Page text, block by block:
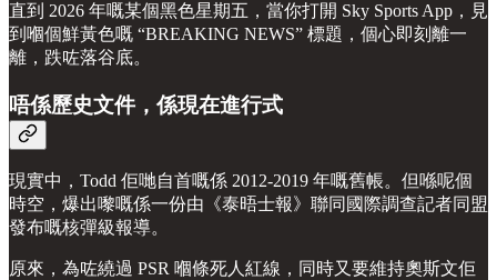
直到 2026 年嘅某個黑色星期五，當你打開 Sky Sports App，見
到嗰個鮮黃色嘅 “BREAKING NEWS” 標題，個心即刻離一
離，跌咗落谷底。
唔係歷史文件，係現在進行式
現實中，Todd 佢哋自首嘅係 2012-2019 年嘅舊帳。但喺呢個
時空，爆出嚟嘅係一份由《泰晤士報》聯同國際調查記者同盟
發布嘅核彈級報導。
原來，為咗繞過 PSR 嗰條死人紅線，同時又要維持奧斯文佢